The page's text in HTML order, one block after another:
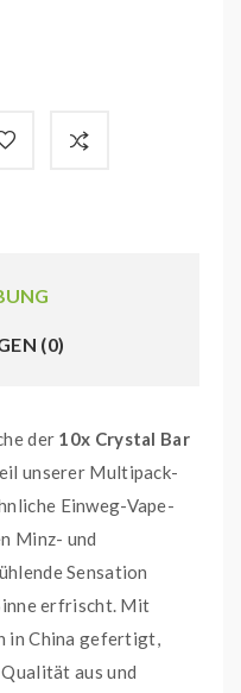
(0)
der 10x Crystal Bar
unserer Multipack-
Einweg-Vape-
Minz- und
Sensation
erfrischt. Mit
in China gefertigt,
aus und